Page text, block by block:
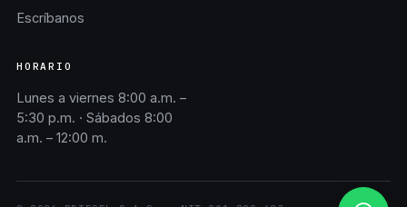
Escríbanos
HORARIO
Lunes a viernes 8:00 a.m. –
5:30 p.m. · Sábados 8:00
a.m. – 12:00 m.